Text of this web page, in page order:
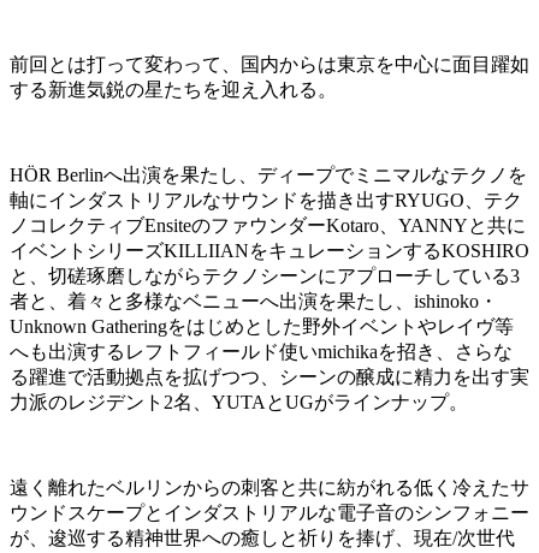
前回とは打って変わって、国内からは東京を中心に面目躍如
する新進気鋭の星たちを迎え入れる。
HÖR Berlinへ出演を果たし、ディープでミニマルなテクノを
軸にインダストリアルなサウンドを描き出すRYUGO、テク
ノコレクティブEnsiteのファウンダーKotaro、YANNYと共に
イベントシリーズKILLIIANをキュレーションするKOSHIRO
と、切磋琢磨しながらテクノシーンにアプローチしている3
者と、着々と多様なベニューへ出演を果たし、ishinoko・
Unknown Gatheringをはじめとした野外イベントやレイヴ等
へも出演するレフトフィールド使いmichikaを招き、さらな
る躍進で活動拠点を拡げつつ、シーンの醸成に精力を出す実
力派のレジデント2名、YUTAとUGがラインナップ。
遠く離れたベルリンからの刺客と共に紡がれる低く冷えたサ
ウンドスケープとインダストリアルな電子音のシンフォニー
が、逡巡する精神世界への癒しと祈りを捧げ、現在/次世代